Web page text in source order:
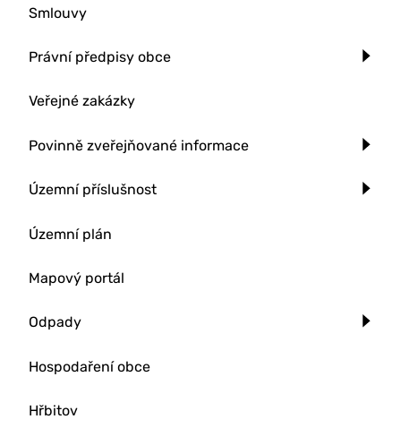
Smlouvy
Právní předpisy obce
Veřejné zakázky
Povinně zveřejňované informace
Územní příslušnost
Územní plán
Mapový portál
Odpady
Hospodaření obce
Hřbitov